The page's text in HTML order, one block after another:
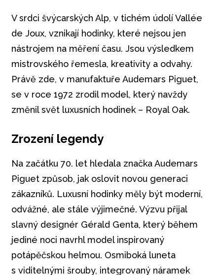
V srdci švýcarských Alp, v tichém údolí Vallée
de Joux, vznikají hodinky, které nejsou jen
nástrojem na měření času. Jsou výsledkem
mistrovského řemesla, kreativity a odvahy.
Právě zde, v manufaktuře Audemars Piguet,
se v roce 1972 zrodil model, který navždy
změnil svět luxusních hodinek – Royal Oak.
Zrození legendy
Na začátku 70. let hledala značka Audemars
Piguet způsob, jak oslovit novou generaci
zákazníků. Luxusní hodinky měly být moderní,
odvážné, ale stále výjimečné. Výzvu přijal
slavný designér Gérald Genta, který během
jediné noci navrhl model inspirovaný
potápěčskou helmou. Osmiboká luneta
s viditelnými šrouby, integrovaný náramek